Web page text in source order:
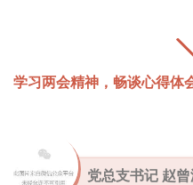
学习两会精神，畅谈心得体
党总支书记 赵曾